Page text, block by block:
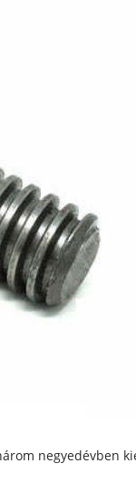
negyedévben